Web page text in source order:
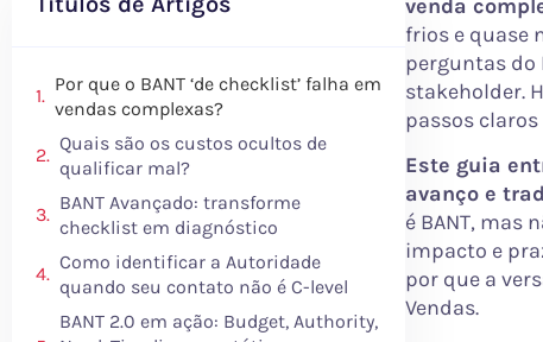
Por que o BANT ‘de checklist’ falha em
vendas complexas?
Quais são os custos ocultos de
qualificar mal?
BANT Avançado: transforme
checklist em diagnóstico
Como identificar a Autoridade
quando seu contato não é C-level
BANT 2.0 em ação: Budget, Authority,
venda
frios e quase
perguntas do
stakeholder.
passos claros
Este guia
avanço e
é BANT, mas
impacto e
por que a
Vendas.